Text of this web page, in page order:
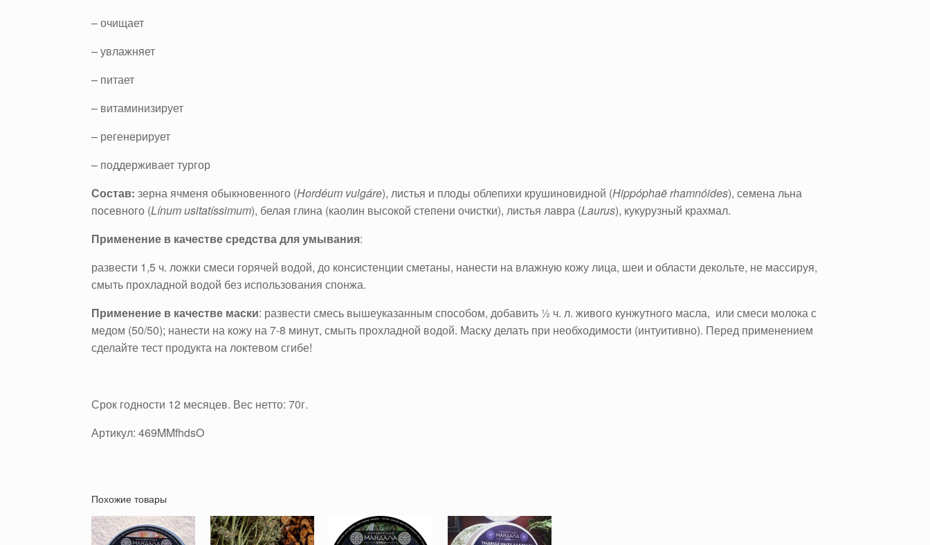
– очищает
– увлажняет
– питает
– витаминизирует
– регенерирует
– поддерживает тургор
Состав: зерна ячменя обыкновенного (Hordéum vulgáre), листья и плоды облепихи крушиновидной (Hippóphaë rhamnóides), семена льна
посевного (Línum usitatíssimum), белая глина (каолин высокой степени очистки), листья лавра (Laurus), кукурузный крахмал.
Применение в качестве средства для умывания:
развести 1,5 ч. ложки смеси горячей водой, до консистенции сметаны, нанести на влажную кожу лица, шеи и области декольте, не массируя,
смыть прохладной водой без использования спонжа.
Применение в качестве маски: развести смесь вышеуказанным способом, добавить ½ ч. л. живого кунжутного масла, или смеси молока с
медом (50/50); нанести на кожу на 7-8 минут, смыть прохладной водой. Маску делать при необходимости (интуитивно). Перед применением
сделайте тест продукта на локтевом сгибе!
Срок годности 12 месяцев. Вес нетто: 70г.
Артикул: 469MMfhdsO
Похожие товары